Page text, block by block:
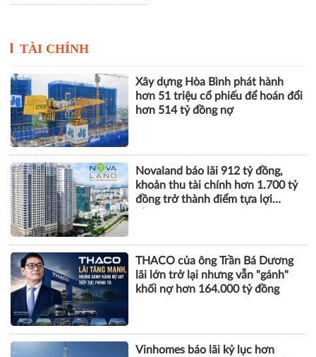
TÀI CHÍNH
Xây dựng Hòa Bình phát hành
hơn 51 triệu cổ phiếu để hoán đổi
hơn 514 tỷ đồng nợ
Novaland báo lãi 912 tỷ đồng,
khoản thu tài chính hơn 1.700 tỷ
đồng trở thành điểm tựa lợi
THACO của ông Trần Bá Dương
lãi lớn trở lại nhưng vẫn "gánh"
khối nợ hơn 164.000 tỷ đồng
Vinhomes báo lãi kỷ lục hơn